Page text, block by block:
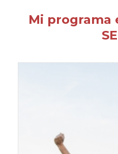
Mi programa